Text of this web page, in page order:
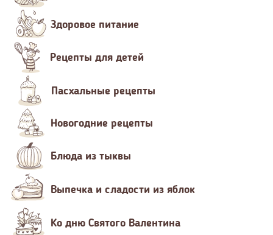
Здоровое питание
Рецепты для детей
Пасхальные рецепты
Новогодние рецепты
Блюда из тыквы
Выпечка и сладости из яблок
Ко дню Святого Валентина